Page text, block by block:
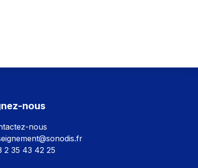
nous
nous
2 35 43 42 25